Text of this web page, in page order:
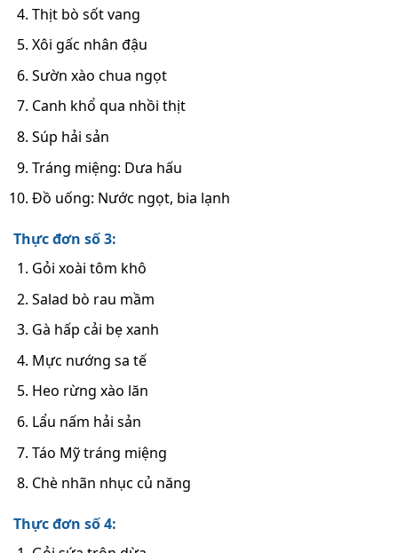
Thịt bò sốt vang
Xôi gấc nhân đậu
Sườn xào chua ngọt
Canh khổ qua nhồi thịt
Súp hải sản
Tráng miệng: Dưa hấu
Đồ uống: Nước ngọt, bia lạnh
Thực đơn số 3:
Gỏi xoài tôm khô
Salad bò rau mầm
Gà hấp cải bẹ xanh
Mực nướng sa tế
Heo rừng xào lăn
Lẩu nấm hải sản
Táo Mỹ tráng miệng
Chè nhãn nhục củ năng
Thực đơn số 4: